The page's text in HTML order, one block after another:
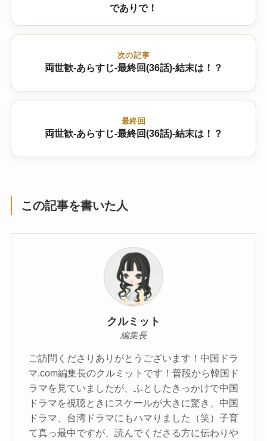
でありで！
次の記事
両世歓-あらすじ-最終回(36話)-結末は！？
最終回
両世歓-あらすじ-最終回(36話)-結末は！？
この記事を書いた人
クルミット
編集長
ご訪問くださりありがとうございます！中国ドラ
マ.com編集長のクルミットです！普段から韓国ド
ラマを見ていましたが、ふとしたきっかけで中国
ドラマを視聴ときにスケールが大きに驚き、中国
ドラマ、台湾ドラマにもハマりました（笑）子育
て真っ最中ですが、読んでくださる方に伝わりや